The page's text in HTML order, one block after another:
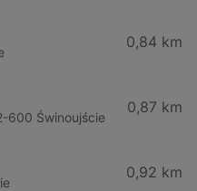
0,84 km
600 Świnoujście
0,87 km
0,92 km